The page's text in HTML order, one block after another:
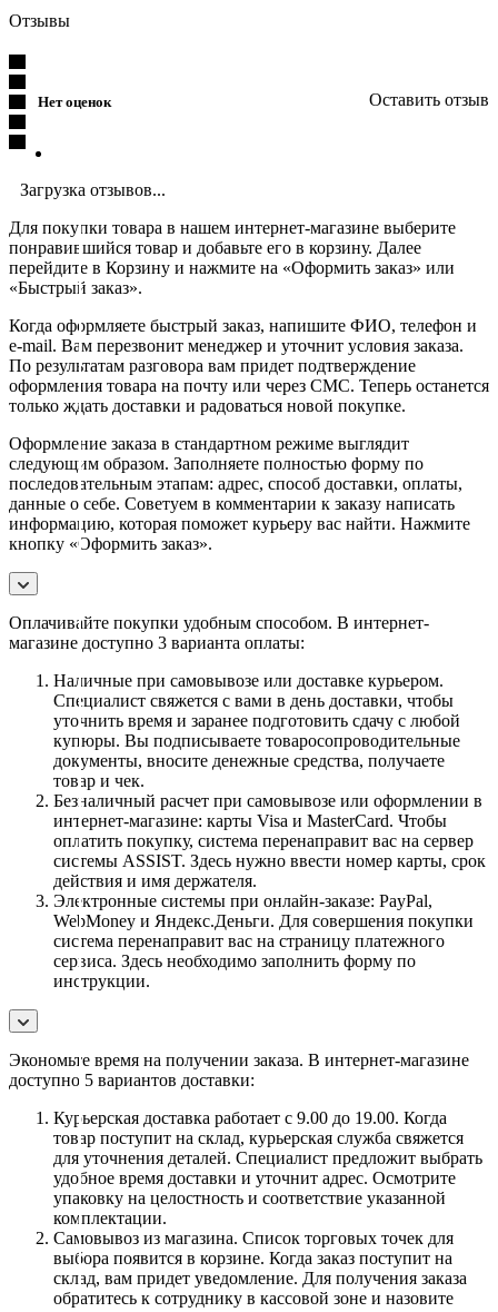
Отзывы
Нет оценок Оставить отзыв
Загрузка отзывов...
Для покупки товара в нашем интернет-магазине выберите
понравившийся товар и добавьте его в корзину. Далее
перейдите в Корзину и нажмите на «Оформить заказ» или
«Быстрый заказ».
Когда оформляете быстрый заказ, напишите ФИО, телефон и
e-mail. Вам перезвонит менеджер и уточнит условия заказа.
По результатам разговора вам придет подтверждение
оформления товара на почту или через СМС. Теперь останется
только ждать доставки и радоваться новой покупке.
Оформление заказа в стандартном режиме выглядит
следующим образом. Заполняете полностью форму по
последовательным этапам: адрес, способ доставки, оплаты,
данные о себе. Советуем в комментарии к заказу написать
информацию, которая поможет курьеру вас найти. Нажмите
кнопку «Оформить заказ».
Оплачивайте покупки удобным способом. В интернет-
магазине доступно 3 варианта оплаты:
Наличные при самовывозе или доставке курьером.
Специалист свяжется с вами в день доставки, чтобы
уточнить время и заранее подготовить сдачу с любой
купюры. Вы подписываете товаросопроводительные
документы, вносите денежные средства, получаете
товар и чек.
Безналичный расчет при самовывозе или оформлении в
интернет-магазине: карты Visa и MasterCard. Чтобы
оплатить покупку, система перенаправит вас на сервер
системы ASSIST. Здесь нужно ввести номер карты, срок
действия и имя держателя.
Электронные системы при онлайн-заказе: PayPal,
WebMoney и Яндекс.Деньги. Для совершения покупки
система перенаправит вас на страницу платежного
сервиса. Здесь необходимо заполнить форму по
инструкции.
Экономьте время на получении заказа. В интернет-магазине
доступно 5 вариантов доставки:
Курьерская доставка работает с 9.00 до 19.00. Когда
товар поступит на склад, курьерская служба свяжется
для уточнения деталей. Специалист предложит выбрать
удобное время доставки и уточнит адрес. Осмотрите
упаковку на целостность и соответствие указанной
комплектации.
Самовывоз из магазина. Список торговых точек для
выбора появится в корзине. Когда заказ поступит на
склад, вам придет уведомление. Для получения заказа
обратитесь к сотруднику в кассовой зоне и назовите